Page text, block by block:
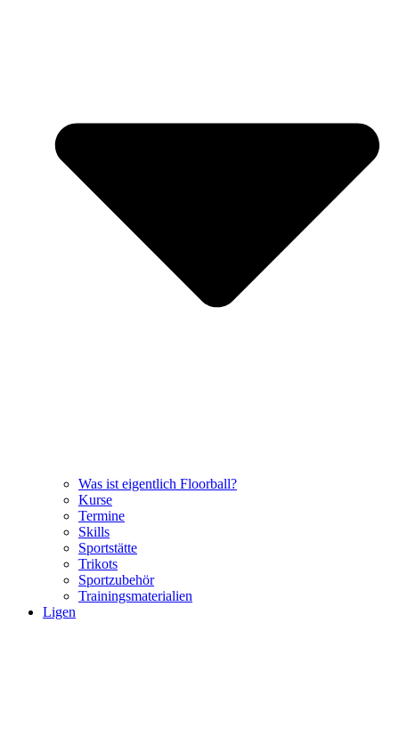
Was ist eigentlich Floorball?
Kurse
Termine
Skills
Sportstätte
Trikots
Sportzubehör
Trainingsmaterialien
Ligen